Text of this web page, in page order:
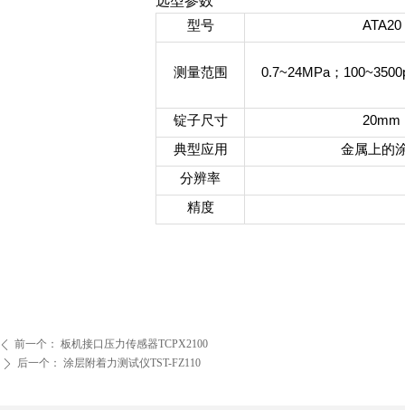
ꄴ 前一个： 板机接口压力传感器TCPX2100
ꄲ 后一个： 涂层附着力测试仪TST-FZ110
型号 ATA20
测量范围 0.7~24MPa；
锭子尺寸
20mm
典型应用
金属上的
分辨率
精度